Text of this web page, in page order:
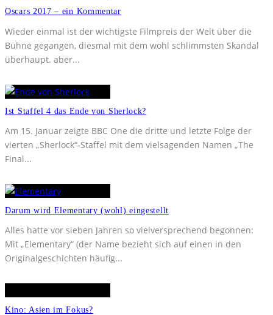
Oscars 2017 – ein Kommentar
Wieder einmal ist der wichtigste Filmpreis der Welt über die
Bühne gegangen, diesmal mit dem wohl schlimmsten Skandal
überhaupt. aber...
Ist Staffel 4 das Ende von Sherlock?
Am 15. Januar zeigte BBC One die dritte und letzte Folge der
vierten „Sherlock“-Staffel mit dem vielsagenden Namen „The
Final...
Darum wird Elementary (wohl) eingestellt
Alles hatte vor sieben Jahren so vielversprechend begonnen:
Mit „Elementary“ (der Name bezieht sich auf einen in den
Originalgeschichten häufig...
Kino: Asien im Fokus?